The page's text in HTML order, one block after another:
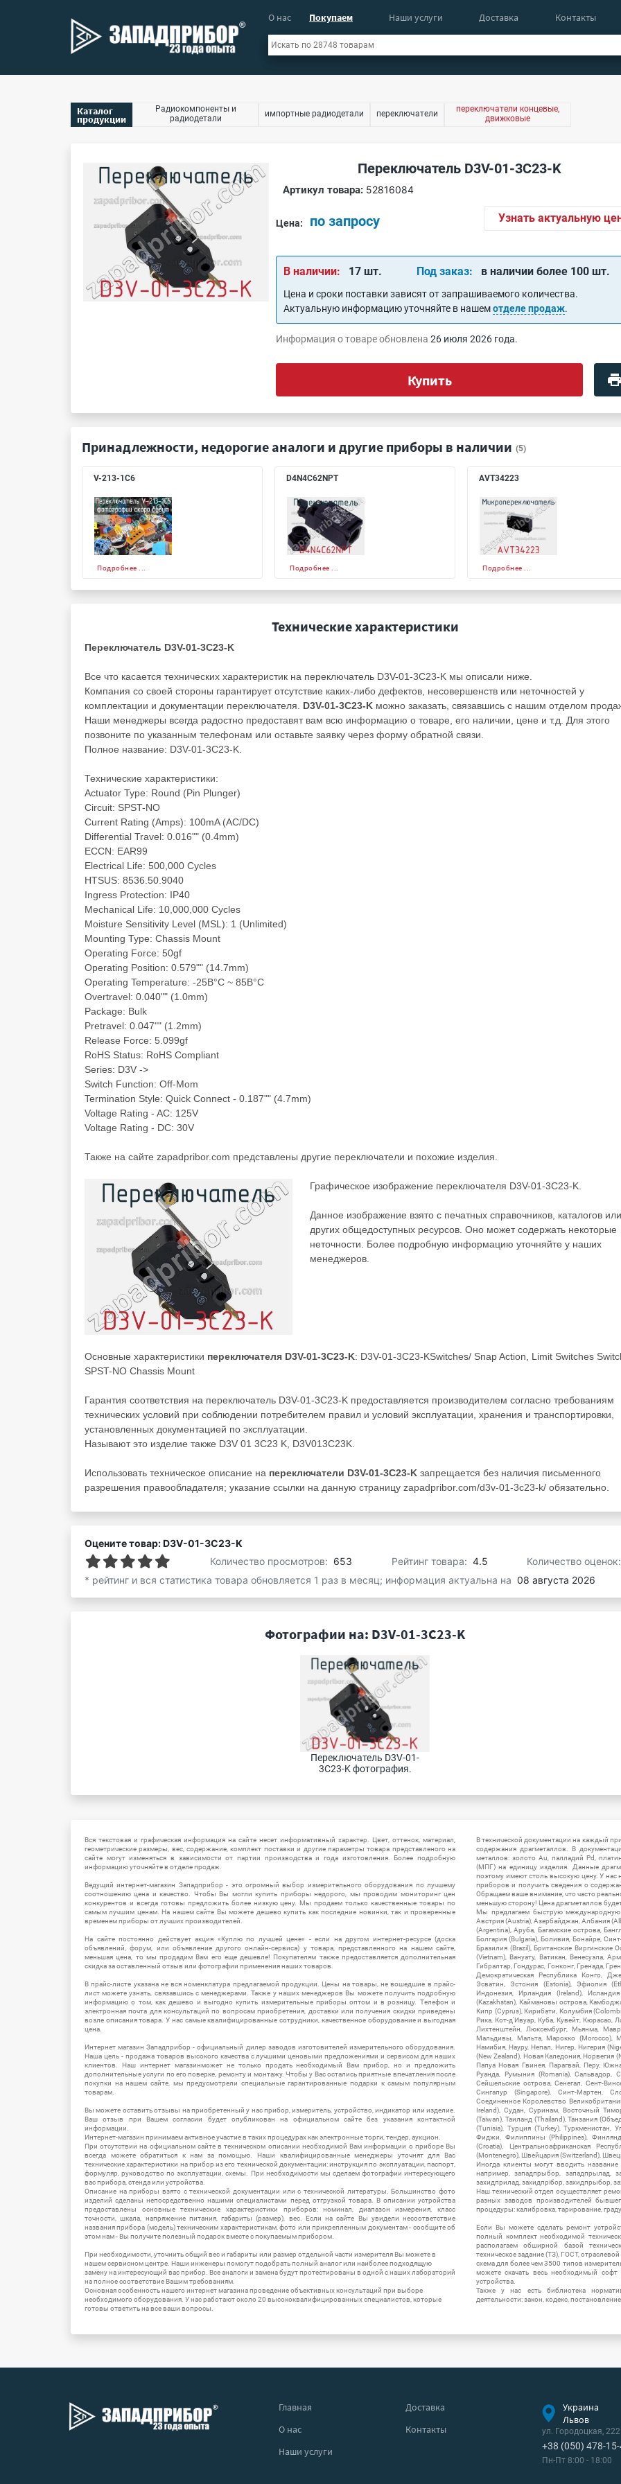
О нас Покупаем Наши услуги Доставка Контакты
Каталог
продукции
Радиокомпоненты и
радиодетали
импортные радиодетали переключатели
переключатели концевые,
движковые
Переключатель D3V-01-3C23-K
Артикул товара: 52816084
Цена: по запросу Узнать актуальную
В наличии: 17 шт. Под заказ: в наличии более 100 шт.
Цена и сроки поставки зависят от запрашиваемого количества.
Актуальную информацию уточняйте в нашемотделе продаж.
Информация о товаре обновлена26 июля 2026 года.
Купить
Принадлежности, недорогие аналоги и другие приборы в наличии (5)
V-213-1C6
Подробнее ...
D4N4C62NPT
Подробнее ...
AVT34223
Подробнее ...
Технические характеристики
Переключатель D3V-01-3C23-K
Все что касается технических характеристик на переключатель D3V-01-3C23-K мы описали ниже.
Компания со своей стороны гарантирует отсутствие каких-либо дефектов, несовершенств или неточностей у
комплектации и документации переключателя. D3V-01-3C23-K можно заказать, связавшись с нашим отделом
Наши менеджеры всегда радостно предоставят вам всю информацию о товаре, его наличии, цене и т.д. Для этого
позвоните по указанным телефонам или оставьте заявку через форму обратной связи.
Полное название: D3V-01-3C23-K.
Технические характеристики:
Actuator Type: Round (Pin Plunger)
Circuit: SPST-NO
Current Rating (Amps): 100mA (AC/DC)
Differential Travel: 0.016"" (0.4mm)
ECCN: EAR99
Electrical Life: 500,000 Cycles
HTSUS: 8536.50.9040
Ingress Protection: IP40
Mechanical Life: 10,000,000 Cycles
Moisture Sensitivity Level (MSL): 1 (Unlimited)
Mounting Type: Chassis Mount
Operating Force: 50gf
Operating Position: 0.579"" (14.7mm)
Operating Temperature: -25В°C ~ 85В°C
Overtravel: 0.040"" (1.0mm)
Package: Bulk
Pretravel: 0.047"" (1.2mm)
Release Force: 5.099gf
RoHS Status: RoHS Compliant
Series: D3V ->
Switch Function: Off-Mom
Termination Style: Quick Connect - 0.187"" (4.7mm)
Voltage Rating - AC: 125V
Voltage Rating - DC: 30V
Также на сайте zapadpribor.com представлены другие переключатели и похожие изделия.
Графическое изображение переключателя D3V-01-3C23-K.
Данное изображение взято с печатных справочников, каталогов или
других общедоступных ресурсов. Оно может содержать некоторые
неточности. Более подробную информацию уточняйте у наших
менеджеров.
Основные характеристики переключателя D3V-01-3C23-K: D3V-01-3C23-KSwitches/ Snap Action, Limit Switches
SPST-NO Chassis Mount
Гарантия соответствия на переключатель D3V-01-3C23-K предоставляется производителем согласно требованиям
технических условий при соблюдении потребителем правил и условий эксплуатации, хранения и транспортировки,
установленных документацией по эксплуатации.
Называют это изделие также D3V 01 3C23 K, D3V013C23K.
Использовать техническое описание на переключатели D3V-01-3C23-K запрещается без наличия письменного
разрешения правообладателя; указание ссылки на данную страницу zapadpribor.com/d3v-01-3c23-k/ обязательно.
Оцените товар: D3V-01-3C23-K
Количество просмотров: 653 Рейтинг товара: 4.5
Количество
* рейтинг и вся статистика товара обновляется 1 раз в месяц; информация актуальна на 08 августа 2026
Фотографии на: D3V-01-3C23-K
Переключатель D3V-01-
3C23-K фотография.
Вся текстовая и графическая информация на сайте несет информативный характер. Цвет, оттенок, материал,
геометрические размеры, вес, содержание, комплект поставки и другие параметры товара представленого на
сайте могут изменяться в зависимости от партии производства и года изготовления. Более подробную
информацию уточняйте в отделе продаж.
Ведущий интернет-магазин Западприбор - это огромный выбор измерительного оборудования по лучшему
соотношению цена и качество. Чтобы Вы могли купить приборы недорого, мы проводим мониторинг цен
конкурентов и всегда готовы предложить более низкую цену. Мы продаем только качественные товары по
самым лучшим ценам. На нашем сайте Вы можете дешево купить как последние новинки, так и проверенные
временем приборы от лучших производителей.
На сайте постоянно действует акция «Куплю по лучшей цене» - если на другом интернет-ресурсе (доска
объявлений, форум, или объявление другого онлайн-сервиса) у товара, представленного на нашем сайте,
меньшая цена, то мы продадим Вам его еще дешевле! Покупателям также предоставляется дополнительная
скидка за оставленный отзыв или фотографии применения наших товаров.
В прайс-листе указана не вся номенклатура предлагаемой продукции. Цены на товары, не вошедшие в прайс-
лист можете узнать, связавшись с менеджерами. Также у наших менеджеров Вы можете получить подробную
информацию о том, как дешево и выгодно купить измерительные приборы оптом и в розницу. Телефон и
электронная почта для консультаций по вопросам приобретения, доставки или получения скидки приведены
возле описания товара. У нас самые квалифицированные сотрудники, качественное оборудование и выгодная
цена.
Интернет магазин Западприбор - официальный дилер заводов изготовителей измерительного оборудования.
Наша цель - продажа товаров высокого качества с лучшими ценовыми предложениями и сервисом для наших
клиентов. Наш интернет магазинможет не только продать необходимый Вам прибор, но и предложить
дополнительные услуги по его поверке, ремонту и монтажу. Чтобы у Вас остались приятные впечатления после
покупки на нашем сайте, мы предусмотрели специальные гарантированные подарки к самым популярным
товарам.
Вы можете оставить отзывы на приобретенный у нас прибор, измеритель, устройство, индикатор или изделие.
Ваш отзыв при Вашем согласии будет опубликован на официальном сайте без указания контактной
информации.
Интернет-магазин принимаем активное участие в таких процедурах как электронные торги, тендер, аукцион.
При отсутствии на официальном сайте в техническом описании необходимой Вам информации о приборе Вы
всегда можете обратиться к нам за помощью. Наши квалифицированные менеджеры уточнят для Вас
технические характеристики на прибор из его технической документации: инструкция по эксплуатации, паспорт,
формуляр, руководство по эксплуатации, схемы. При необходимости мы сделаем фотографии интересующего
вас прибора, стенда или устройства.
Описание на приборы взято с технической документации или с технической литературы. Большинство фото
изделий сделаны непосредственно нашими специалистами перед отгрузкой товара. В описании устройства
предоставлены основные технические характеристики приборов: номинал, диапазон измерения, класс
точности, шкала, напряжение питания, габариты (размер), вес. Если на сайте Вы увидели несоответствие
названия прибора (модель) техническим характеристикам, фото или прикрепленным документам - сообщите об
этом нам - Вы получите полезный подарок вместе с покупаемым прибором.
При необходимости, уточнить общий вес и габариты или размер отдельной части измерителя Вы можете в
нашем сервисном центре. Наши инженеры помогут подобрать полный аналог или наиболее подходящую
замену на интересующий вас прибор. Все аналоги и замена будут протестированы в одной с наших лабораторий
на полное соответствие Вашим требованиям.
Основная особенность нашего интернет магазина проведение объективных консультаций при выборе
необходимого оборудования. У нас работают около 20 высококвалифицированных специалистов, которые
готовы ответить на все ваши вопросы.
В технической документации на каждый
содержания драгметаллов. В
металлов: золото Au, палладий Pd,
(МПГ) на единицу изделия. Данные
поэтому имеют столь высокую цену. У нас
приборов и получить сведения о
Обращаем ваше внимание, что часто
меньшую сторону! Цена драгметаллов
Мы предлагаем быструю международную
Австрия (Austria), Азербайджан, Албания
(Argentina), Аруба, Багамские острова,
Болгария (Bulgaria), Боливия, Бонайре,
Бразилия (Brazil), Британские Виргинские
(Vietnam), Вануату, Ватикан, Венесуэла,
Гибралтар, Гондурас, Гонконг, Гренада,
Демократическая Республика Конго,
Эсватин, Эстония (Estonia), Эфиопия
Индонезия, Ирландия (Ireland),
(Kazakhstan), Каймановы острова,
Кипр (Cyprus), Кирибати, Колумбия
Рика, Кот-д'Ивуар, Куба, Кувейт, Кюрасао,
Лихтенштейн, Люксембург, Мьянма,
Мальдивы, Мальта, Марокко (Morocco),
Намибия, Науру, Непал, Нигер, Нигерия
(New Zealand), Новая Каледония, Норвегия
Папуа Новая Гвинея, Парагвай, Перу,
Руанда, Румыния (Romania), Сальвадор,
Сейшельские острова, Сенегал, Сент-
Сингапур (Singapore), Синт-Мартен,
Соединенное Королевство
Ireland), Судан, Суринам, Восточный
(Taiwan), Таиланд (Thailand), Танзания
(Tunisia), Турция (Turkey), Туркменистан,
Фиджи, Филиппины (Philippines),
(Croatia), Центральноафриканская
(Montenegro), Швейцария (Switzerland),
Иногда клиенты могут вводить
например, западпрыбор, западпрылад,
захидприлад, захидпрібор, захидпрыбор,
Наш технический отдел осуществляет
разных заводов производителей
процедуры: калибровка, тарирование,
Если Вы можете сделать ремонт
полный комплект необходимой
располагаем обширной базой
техническое задание (ТЗ), ГОСТ,
схема для более чем 3500 типов
можете скачать весь необходимый
устройства.
Также у нас есть библиотека
деятельности: закон, кодекс,
Главная
Доставка
О нас
Контакты
Наши услуги
Украина
Львов
ул. Городоцкая, 222
+38 (050) 478-
Пн-Пт 8:00 - 18:00